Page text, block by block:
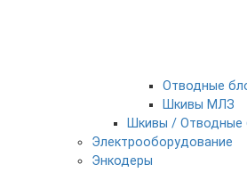
Отводные
Шкивы МЛЗ
Шкивы / Отводные
Электрооборудование
Энкодеры